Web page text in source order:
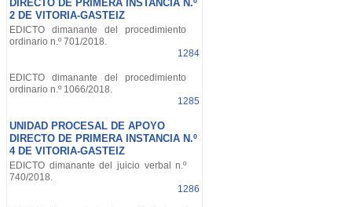
DIRECTO DE PRIMERA INSTANCIA N.º
2 DE VITORIA-GASTEIZ
EDICTO dimanante del procedimiento
ordinario n.º 701/2018.
1284
EDICTO dimanante del procedimiento
ordinario n.º 1066/2018.
1285
UNIDAD PROCESAL DE APOYO
DIRECTO DE PRIMERA INSTANCIA N.º
4 DE VITORIA-GASTEIZ
EDICTO dimanante del juicio verbal n.º
740/2018.
1286